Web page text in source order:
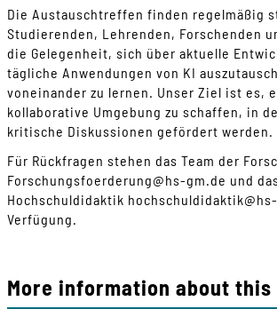
Die Austauschtreffen finden regelmäßig
Studierenden, Lehrenden, Forschenden
die Gelegenheit, sich über aktuelle
tägliche Anwendungen von KI
voneinander zu lernen. Unser Ziel ist es,
kollaborative Umgebung zu schaffen, in
kritische Diskussionen gefördert werden.
Für Rückfragen stehen das Team der
Forschungsfoerderung@hs-gm.de und
Hochschuldidaktik hochschuldidaktik@
Verfügung.
More information about this